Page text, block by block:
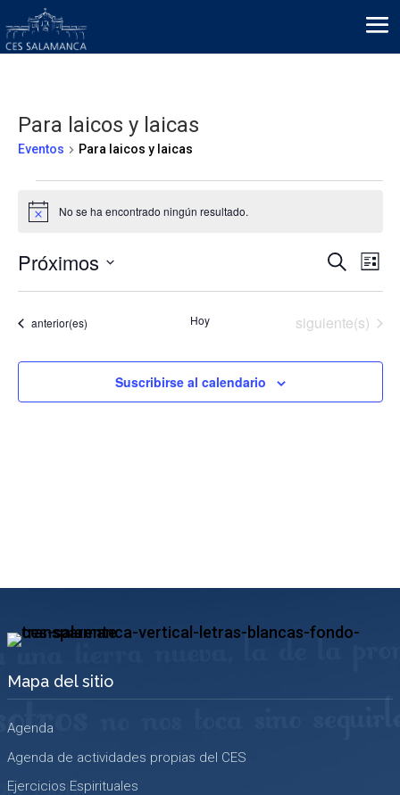
Para laicos y laicas
Eventos Para laicos y laicas
Aviso No se ha encontrado ningún resultado.
y
Buscar
de
de
Lista
Próximos
Selecciona
fecha.
Eventos
anterior(es) Hoy Eventos
siguiente(s)
Suscribirse al calendario
Mapa del sitio
Agenda
Agenda de actividades propias del CES
Ejercicios Espirituales